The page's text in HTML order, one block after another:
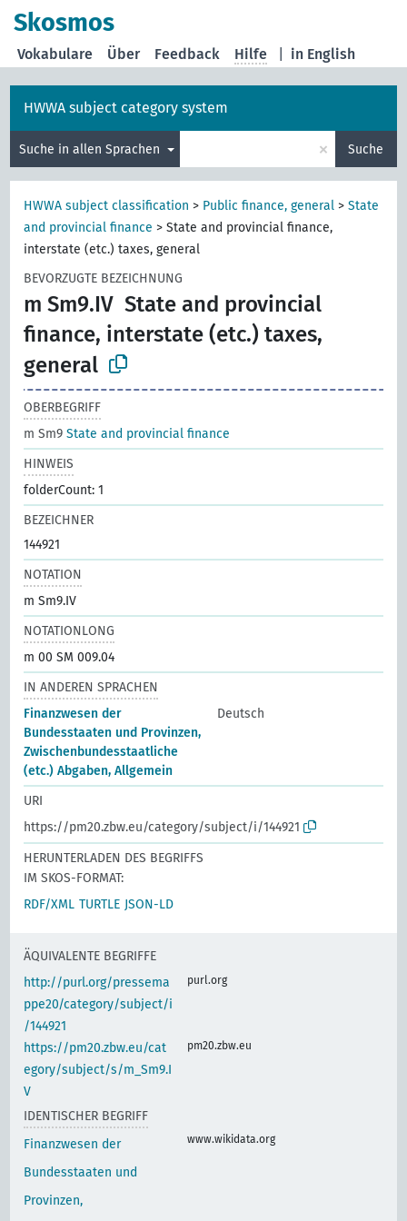
Skosmos
in English
Vokabulare Über Feedback Hilfe
HWWA subject category system
Suche in allen Sprachen × Suche
HWWA subject classification > Public finance, general >State
and provincial finance >State and provincial finance,
interstate (etc.) taxes, general
BEVORZUGTE BEZEICHNUNG
m Sm9.IV State and provincial
finance, interstate (etc.) taxes,
general
OBERBEGRIFF
m Sm9State and provincial finance
HINWEIS
folderCount: 1
BEZEICHNER
144921
NOTATION
m Sm9.IV
NOTATIONLONG
m 00 SM 009.04
IN ANDEREN SPRACHEN
Finanzwesen der
Bundesstaaten und Provinzen,
Zwischenbundesstaatliche
(etc.) Abgaben, Allgemein
Deutsch
URI
https://pm20.zbw.eu/category/subject/i/144921
HERUNTERLADEN DES BEGRIFFS
IM SKOS-FORMAT:
RDF/XML TURTLE JSON-LD
ÄQUIVALENTE BEGRIFFE
http://purl.org/pressema
ppe20/category/subject/i
/144921
purl.org
https://pm20.zbw.eu/cat
egory/subject/s/m_Sm9.I
V
pm20.zbw.eu
IDENTISCHER BEGRIFF
Finanzwesen der
Bundesstaaten und
Provinzen,
www.wikidata.org